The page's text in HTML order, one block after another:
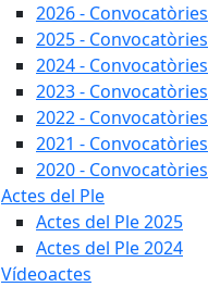
2026 - Convocatòries
2025 - Convocatòries
2024 - Convocatòries
2023 - Convocatòries
2022 - Convocatòries
2021 - Convocatòries
2020 - Convocatòries
Actes del Ple
Actes del Ple 2025
Actes del Ple 2024
Vídeoactes